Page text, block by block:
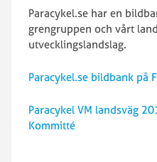
Paracykel.se har en
grengruppen och vårt
utvecklingslandslag.
Paracykel.se bildbank på
Paracykel VM landsväg
Kommitté